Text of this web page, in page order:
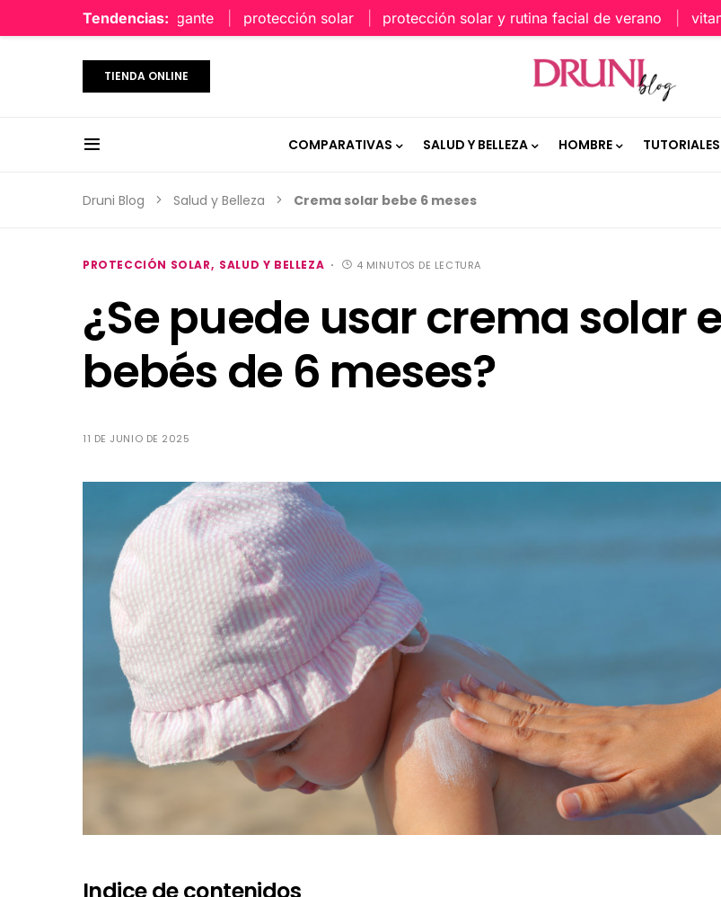
Tendencias:
limpio y elegante protección solar protección solar y rutina facial de verano vitaminas
TIENDA ONLINE
COMPARATIVAS SALUD Y BELLEZA HOMBRE TUTORIALES
Druni Blog Salud y Belleza Crema solar bebe 6 meses
PROTECCIÓN SOLAR SALUD Y BELLEZA 4 MINUTOS DE LECTURA
¿Se puede usar crema solar
bebés de 6 meses?
11 DE JUNIO DE 2025